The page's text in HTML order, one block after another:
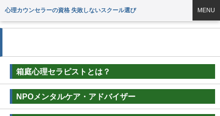
心理カウンセラーの資格 失敗しないスクール選び MENU
箱庭心理セラピストとは？
NPOメンタルケア・アドバイザー